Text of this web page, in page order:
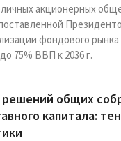
акционерных
фондового
75% ВВП к 2036 г.
решений общих
капитала: